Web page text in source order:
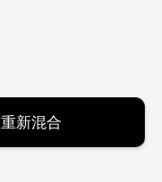
重新混合